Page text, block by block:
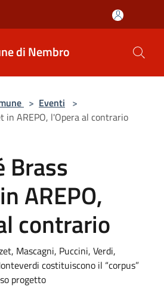
di Nembro
> Eventi >
in AREPO, l'Opera al contrario
Brass
AREPO,
contrario
Mascagni, Puccini, Verdi,
costituiscono il “corpus”
progetto